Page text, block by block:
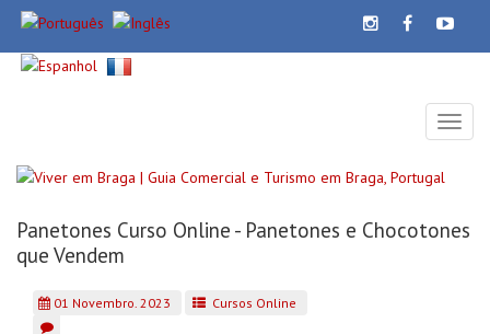
Panetones Curso Online - Panetones e Chocotones
que Vendem
01 Novembro. 2023 Cursos Online